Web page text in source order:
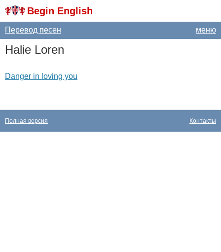
Begin English
меню
Перевод песен
Halie Loren
Danger in loving you
Контакты
Полная версия